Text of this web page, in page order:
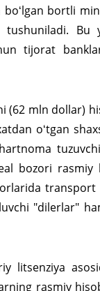
bortli
Bu
tijorat
(62 mln dollar)
oʻtgan
bozori rasmiy
"dilerlar"
litsenziya
rasmiy